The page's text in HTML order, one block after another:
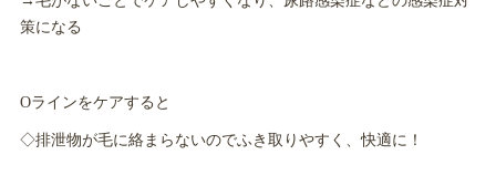
策になる
Oラインをケアすると
◇排泄物が毛に絡まらないのでふき取りやすく、快適に！